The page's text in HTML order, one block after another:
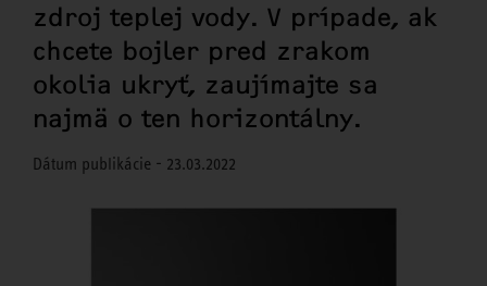
zdroj teplej vody. V prípade, ak
chcete bojler pred zrakom
okolia ukryť, zaujímajte sa
najmä o ten horizontálny.
Dátum publikácie - 23.03.2022